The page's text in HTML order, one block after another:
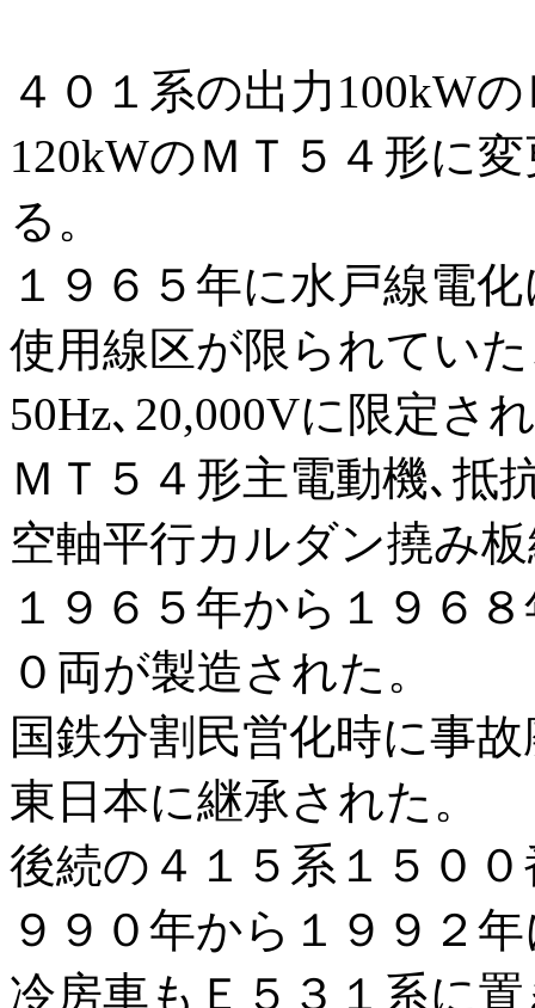
４０１系の出力100kW
120kWのＭＴ５４形に
る。
１９６５年に水戸線電
使用線区が限られてい
50Hz､20,000Vに限定さ
ＭＴ５４形主電動機､抵
空軸平行カルダン撓み
１９６５年から１９６
０両が製造された。
国鉄分割民営化時に事
東日本に継承された。
後続の４１５系１５０
９９０年から１９９２
冷房車もＥ５３１系に